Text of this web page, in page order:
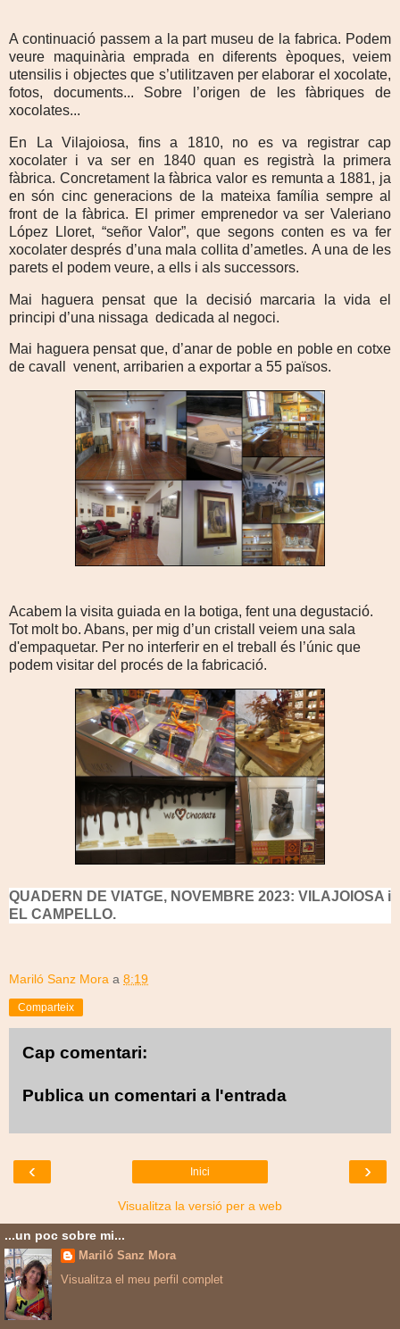
A continuació passem a la part museu de la fabrica. Podem
veure maquinària emprada en diferents èpoques, veiem
utensilis i objectes que s’utilitzaven per elaborar el xocolate,
fotos, documents... Sobre l’origen de les fàbriques de
xocolates...
En La Vilajoiosa, fins a 1810, no es va registrar cap
xocolater i va ser en 1840 quan es registrà la primera
fàbrica. Concretament la fàbrica valor es remunta a 1881, ja
en són cinc generacions de la mateixa família sempre al
front de la fàbrica. El primer emprenedor va ser Valeriano
López Lloret, “señor Valor”, que segons conten es va fer
xocolater després d’una mala collita d’ametles. A una de les
parets el podem veure, a ells i als successors.
Mai haguera pensat que la decisió marcaria la vida el
principi d’una nissaga dedicada al negoci.
Mai haguera pensat que, d’anar de poble en poble en cotxe
de cavall
venent, arribarien a exportar a 55 països.
Acabem la visita guiada en la botiga, fent una degustació.
Tot molt bo. Abans, per mig d’un cristall veiem una sala
d'empaquetar. Per no interferir en el treball és l’únic que
podem visitar del procés de la fabricació.
QUADERN DE VIATGE, NOVEMBRE 2023: VILAJOIOSA i
EL CAMPELLO.
Mariló Sanz Mora a 8:19
Comparteix
Cap comentari:
Publica un comentari a l'entrada
‹ ›
Inici
Visualitza la versió per a web
...un poc sobre mi...
Mariló Sanz Mora
Visualitza el meu perfil complet